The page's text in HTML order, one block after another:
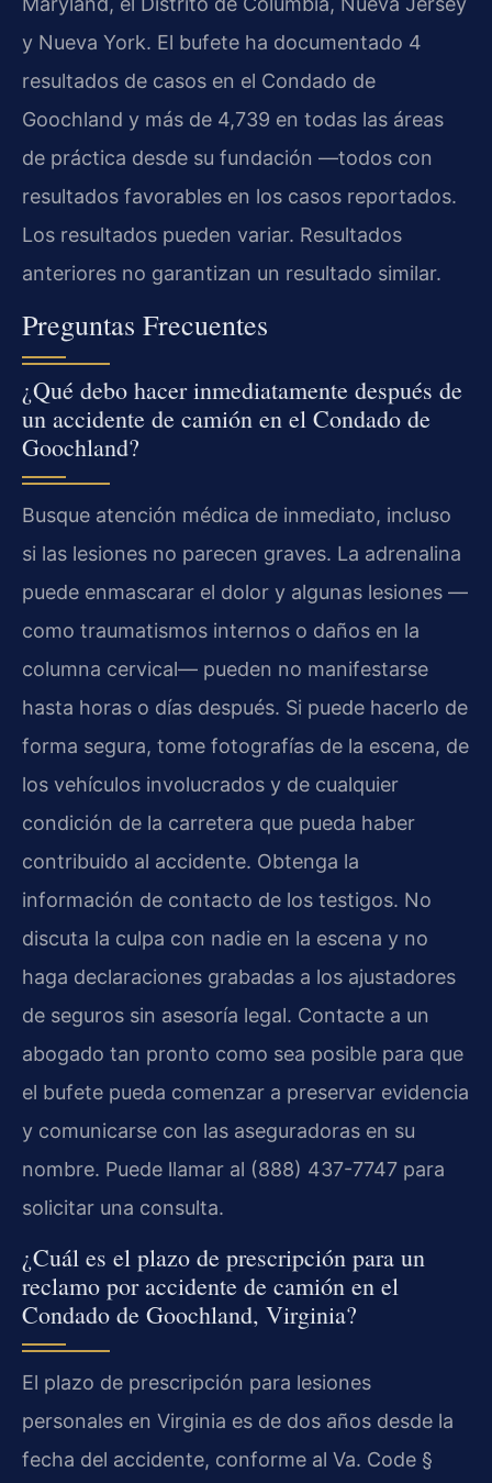
y Nueva York. El bufete ha documentado 4
resultados de casos en el Condado de
Goochland y más de 4,739 en todas las áreas
de práctica desde su fundación —todos con
resultados favorables en los casos reportados.
Los resultados pueden variar. Resultados
anteriores no garantizan un resultado similar.
Preguntas Frecuentes
¿Qué debo hacer inmediatamente después de
un accidente de camión en el Condado de
Goochland?
Busque atención médica de inmediato, incluso
si las lesiones no parecen graves. La adrenalina
puede enmascarar el dolor y algunas lesiones —
como traumatismos internos o daños en la
columna cervical— pueden no manifestarse
hasta horas o días después. Si puede hacerlo de
forma segura, tome fotografías de la escena, de
los vehículos involucrados y de cualquier
condición de la carretera que pueda haber
contribuido al accidente. Obtenga la
información de contacto de los testigos. No
discuta la culpa con nadie en la escena y no
haga declaraciones grabadas a los ajustadores
de seguros sin asesoría legal. Contacte a un
abogado tan pronto como sea posible para que
el bufete pueda comenzar a preservar evidencia
y comunicarse con las aseguradoras en su
nombre. Puede llamar al (888) 437-7747 para
solicitar una consulta.
¿Cuál es el plazo de prescripción para un
reclamo por accidente de camión en el
Condado de Goochland, Virginia?
El plazo de prescripción para lesiones
personales en Virginia es de dos años desde la
fecha del accidente, conforme al Va. Code §